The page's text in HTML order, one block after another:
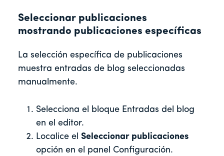
Seleccionar publicaciones
mostrando publicaciones específicas
La selección específica de publicaciones
muestra entradas de blog seleccionadas
manualmente.
Selecciona el bloque Entradas del blog
en el editor.
Localice el Seleccionar publicaciones
opción en el panel Configuración.